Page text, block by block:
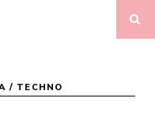
/ TECHNO